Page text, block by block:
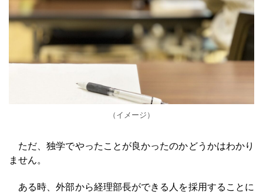
（イメージ）
ただ、独学でやったことが良かったのかどうかはわかり
ません。
ある時、外部から経理部長ができる人を採用することに